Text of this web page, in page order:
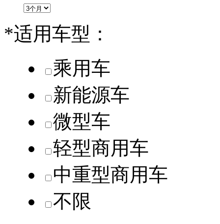
*适用车型：
乘用车
新能源车
微型车
轻型商用车
中重型商用车
不限